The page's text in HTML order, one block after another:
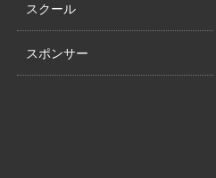
スクール
スポンサー